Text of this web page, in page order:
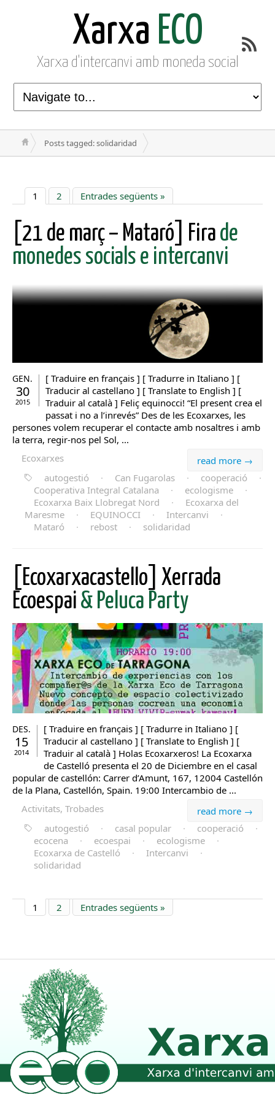
Xarxa ECO
Xarxa d'intercanvi amb moneda social
Posts tagged: solidaridad
1 2 Entrades següents »
[21 de març – Mataró] Fira de
monedes socials e intercanvi
GEN.
30
2015
[ Traduire en français ] [ Tradurre in Italiano ] [
Traducir al castellano ] [ Translate to English ] [
Traduir al català ] Feliç equinocci! “El present crea el
passat i no a l’inrevés” Des de les Ecoxarxes, les
persones volem recuperar el contacte amb nosaltres i amb
la terra, regir-nos pel Sol, ...
read more →
Ecoxarxes
autogestió
· Can Fugarolas · cooperació
·
Cooperativa Integral Catalana
· ecologisme
·
Ecoxarxa Baix Llobregat Nord
·
Ecoxarxa del
Maresme
· EQUINOCCI · Intercanvi
·
Mataró
· rebost · solidaridad
[Ecoxarxacastello] Xerrada
Ecoespai & Peluca Party
DES.
15
2014
[ Traduire en français ] [ Tradurre in Italiano ] [
Traducir al castellano ] [ Translate to English ] [
Traduir al català ] Holas Ecoxarxeros! La Ecoxarxa
de Castelló presenta el 20 de Diciembre en el casal
popular de castellón: Carrer d’Amunt, 167, 12004 Castellón
de la Plana, Castellón, Spain. 19:00 Intercambio de ...
read more →
Activitats, Trobades
autogestió
· casal popular · cooperació
·
ecocena
· ecoespai · ecologisme
·
Ecoxarxa de Castelló
· Intercanvi
·
solidaridad
1 2 Entrades següents »